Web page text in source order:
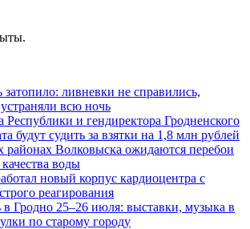
затопило: ливневки не справились,
всю ночь
Республики и гендиректора Гродненского
будут судить за взятки на 1,8 млн рублей
районах Волковыска ожидаются перебои
воды
новый корпус кардиоцентра с
реагирования
в Гродно 25–26 июля: выставки, музыка в
по старому городу